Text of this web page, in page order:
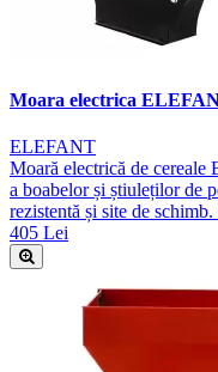
Moara electrica
ELEFANT
Moară electrică de cereale
a boabelor și știuleților de
rezistentă și site de
405 Lei